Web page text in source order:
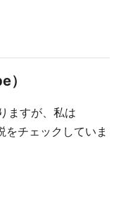
）
ますが、私は
をチェックしていま